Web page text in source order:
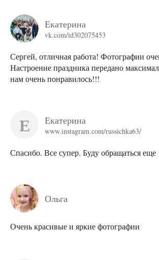
Екатерина
vk.com/id302075453
Сергей, отличная работа! Фотографии
Настроение праздника передано
нам очень понравилось!!!
Е Екатерина
www.instagram.com/russichka63/
Спасибо. Все супер. Буду обращаться еще
Ольга
Очень красивые и яркие фотографии